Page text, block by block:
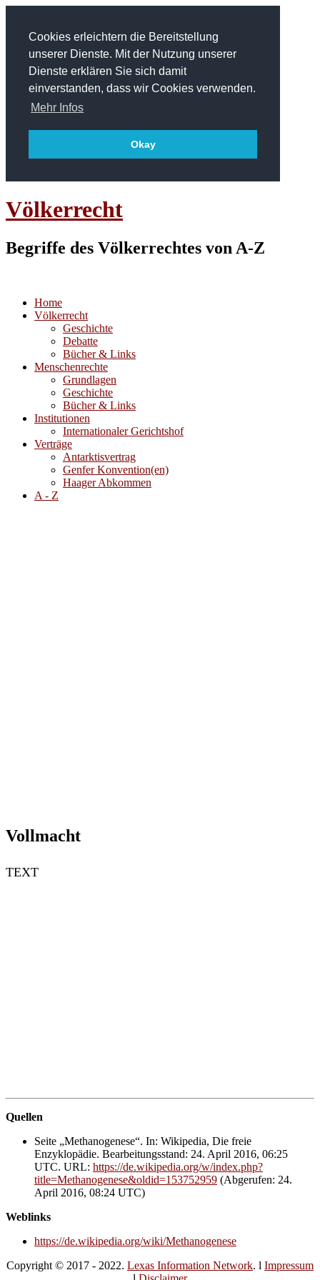
Cookies erleichtern die Bereitstellung
unserer Dienste. Mit der Nutzung unserer
Dienste erklären Sie sich damit
einverstanden, dass wir Cookies verwenden.
Mehr Infos
Okay
Völkerrecht
Begriffe des Völkerrechtes von A-Z
Home
Völkerrecht
Geschichte
Debatte
Bücher & Links
Menschenrechte
Grundlagen
Geschichte
Bücher & Links
Institutionen
Internationaler Gerichtshof
Verträge
Antarktisvertrag
Genfer Konvention(en)
Haager Abkommen
A - Z
Vollmacht
TEXT
Quellen
Seite „Methanogenese“. In: Wikipedia, Die freie
Enzyklopädie. Bearbeitungsstand: 24. April 2016, 06:25
UTC. URL: https://de.wikipedia.org/w/index.php?
title=Methanogenese&oldid=153752959 (Abgerufen: 24.
April 2016, 08:24 UTC)
Weblinks
https://de.wikipedia.org/wiki/Methanogenese
Copyright © 2017 - 2022. Lexas Information Network. l Impressum